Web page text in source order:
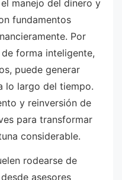
manejo del dinero y
fundamentos
Por
forma inteligente,
puede generar
lo largo del tiempo.
y reinversión de
para transformar
considerable.
rodearse de
asesores